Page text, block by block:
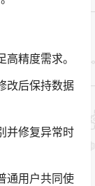
精度需求。
改后保持数据
并修复异常时
通用户共同使